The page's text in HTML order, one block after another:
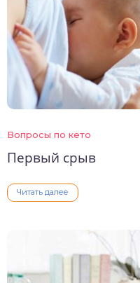
Вопросы по кето
Первый срыв
Читать далее